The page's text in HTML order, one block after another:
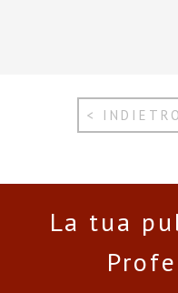
< INDIETRO
La tua